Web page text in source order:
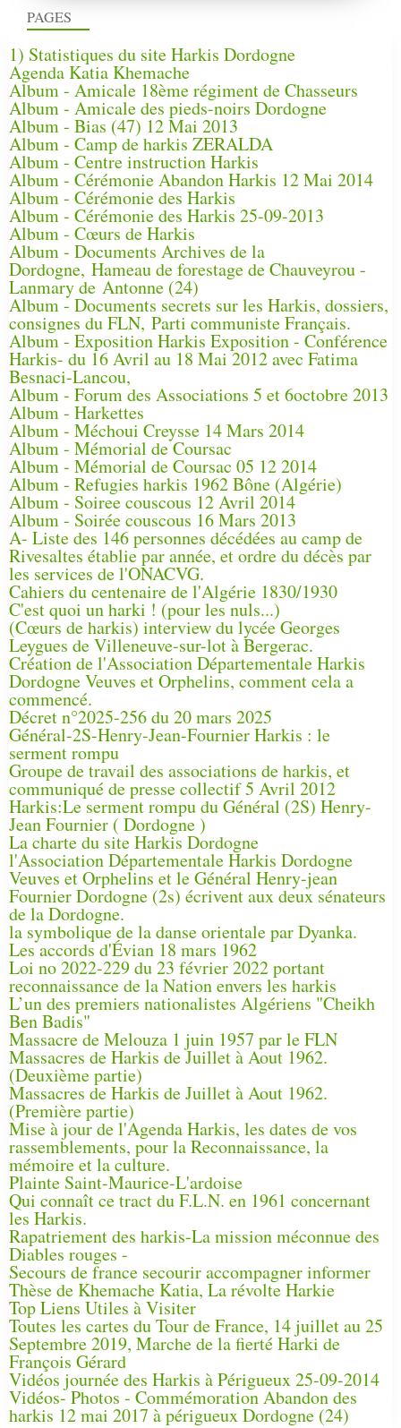
PAGES
1) Statistiques du site Harkis Dordogne
Agenda Katia Khemache
Album - Amicale 18ème régiment de Chasseurs
Album - Amicale des pieds-noirs Dordogne
Album - Bias (47) 12 Mai 2013
Album - Camp de harkis ZERALDA
Album - Centre instruction Harkis
Album - Cérémonie Abandon Harkis 12 Mai 2014
Album - Cérémonie des Harkis
Album - Cérémonie des Harkis 25-09-2013
Album - Cœurs de Harkis
Album - Documents Archives de la
Dordogne, Hameau de forestage de Chauveyrou -
Lanmary de Antonne (24)
Album - Documents secrets sur les Harkis, dossiers,
consignes du FLN, Parti communiste Français.
Album - Exposition Harkis Exposition - Conférence
Harkis- du 16 Avril au 18 Mai 2012 avec Fatima
Besnaci-Lancou,
Album - Forum des Associations 5 et 6octobre 2013
Album - Harkettes
Album - Méchoui Creysse 14 Mars 2014
Album - Mémorial de Coursac
Album - Mémorial de Coursac 05 12 2014
Album - Refugies harkis 1962 Bône (Algérie)
Album - Soiree couscous 12 Avril 2014
Album - Soirée couscous 16 Mars 2013
A- Liste des 146 personnes décédées au camp de
Rivesaltes établie par année, et ordre du décès par
les services de l'ONACVG.
Cahiers du centenaire de l'Algérie 1830/1930
C'est quoi un harki ! (pour les nuls...)
(Cœurs de harkis) interview du lycée Georges
Leygues de Villeneuve-sur-lot à Bergerac.
Création de l'Association Départementale Harkis
Dordogne Veuves et Orphelins, comment cela a
commencé.
Décret n°2025-256 du 20 mars 2025
Général-2S-Henry-Jean-Fournier Harkis : le
serment rompu
Groupe de travail des associations de harkis, et
communiqué de presse collectif 5 Avril 2012
Harkis:Le serment rompu du Général (2S) Henry-
Jean Fournier ( Dordogne )
La charte du site Harkis Dordogne
l'Association Départementale Harkis Dordogne
Veuves et Orphelins et le Général Henry-jean
Fournier Dordogne (2s) écrivent aux deux sénateurs
de la Dordogne.
la symbolique de la danse orientale par Dyanka.
Les accords d'Évian 18 mars 1962
Loi no 2022-229 du 23 février 2022 portant
reconnaissance de la Nation envers les harkis
L’un des premiers nationalistes Algériens "Cheikh
Ben Badis"
Massacre de Melouza 1 juin 1957 par le FLN
Massacres de Harkis de Juillet à Aout 1962.
(Deuxième partie)
Massacres de Harkis de Juillet à Aout 1962.
(Première partie)
Mise à jour de l'Agenda Harkis, les dates de vos
rassemblements, pour la Reconnaissance, la
mémoire et la culture.
Plainte Saint-Maurice-L'ardoise
Qui connaît ce tract du F.L.N. en 1961 concernant
les Harkis.
Rapatriement des harkis-La mission méconnue des
Diables rouges -
Secours de france secourir accompagner informer
Thèse de Khemache Katia, La révolte Harkie
Top Liens Utiles à Visiter
Toutes les cartes du Tour de France, 14 juillet au 25
Septembre 2019, Marche de la fierté Harki de
François Gérard
Vidéos journée des Harkis à Périgueux 25-09-2014
Vidéos- Photos - Commémoration Abandon des
harkis 12 mai 2017 à périgueux Dordogne (24)